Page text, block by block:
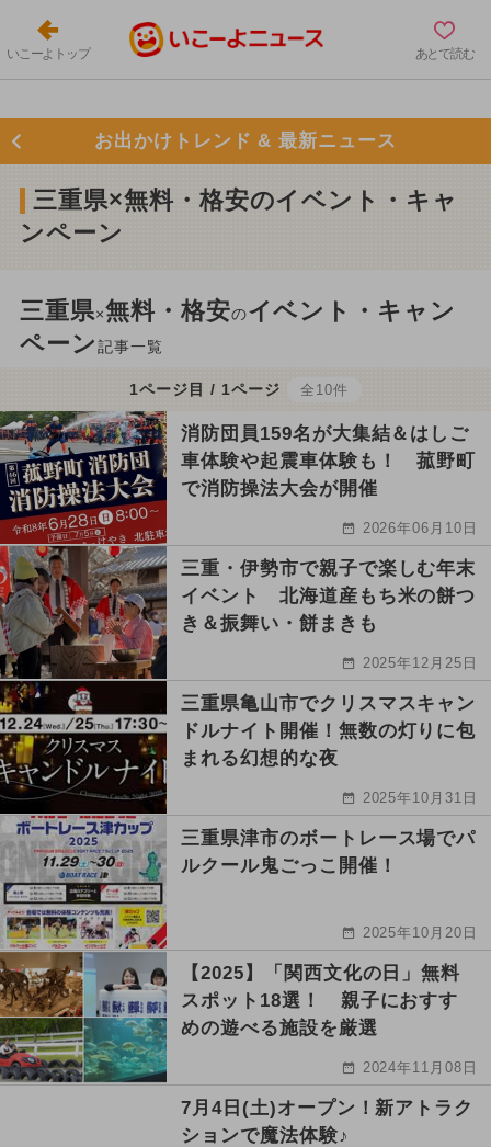
いこーよトップ あとで読む
お出かけトレンド & 最新ニュース
三重県×無料・格安のイベント・キャ
ンペーン
三重県×無料・格安のイベント・キャン
ペーン記事一覧
1ページ目 / 1ページ 全10件
消防団員159名が大集結＆はしご
車体験や起震車体験も！ 菰野町
で消防操法大会が開催
2026年06月10日
三重・伊勢市で親子で楽しむ年末
イベント 北海道産もち米の餅つ
き＆振舞い・餅まきも
2025年12月25日
三重県亀山市でクリスマスキャン
ドルナイト開催！無数の灯りに包
まれる幻想的な夜
2025年10月31日
三重県津市のボートレース場でパ
ルクール鬼ごっこ開催！
2025年10月20日
【2025】「関西文化の日」無料
スポット18選！ 親子におすす
めの遊べる施設を厳選
2024年11月08日
7月4日(土)オープン！新アトラク
ションで魔法体験♪